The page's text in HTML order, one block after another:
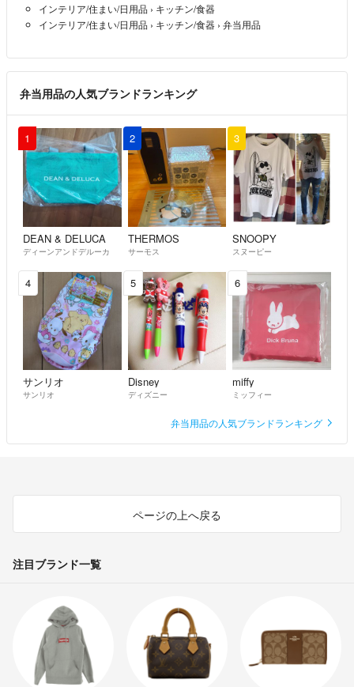
☆商品に気になる点などありましたら、購入前に必ずご質問下さい。ノ
ンクレーム、ノーリタでお願いします。
読んでいただきありがとうございました♡
インテリア/住まい/日用品 › キッチン/食器
インテリア/住まい/日用品 › キッチン/食器 › 弁当用品
弁当用品の人気ブランドランキング
1
DEAN & DELUCA
ディーンアンドデルーカ
2
THERMOS
サーモス
3
SNOOPY
スヌーピー
4
サンリオ
サンリオ
5
Disney
ディズニー
6
miffy
ミッフィー
弁当用品の人気ブランドランキング
ページの上へ戻る
注目ブランド一覧